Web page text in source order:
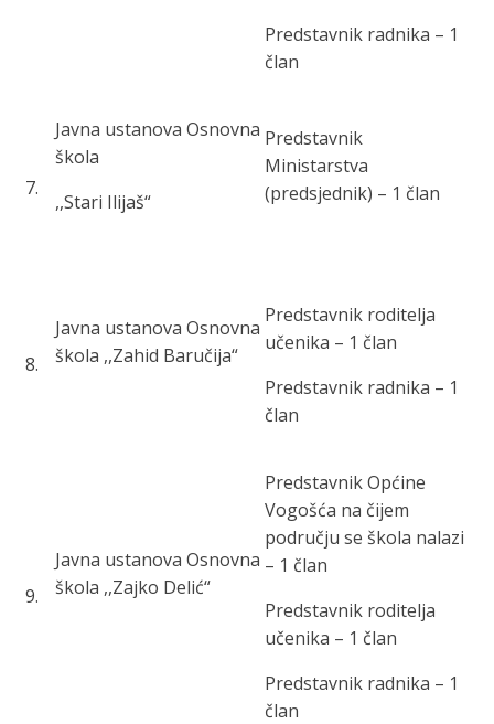
Predstavnik radnika – 1
član
7.
Javna ustanova Osnovna
škola
,,Stari Ilijaš“
Predstavnik
Ministarstva
(predsjednik) – 1 član
8.
Javna ustanova Osnovna
škola ,,Zahid Baručija“
Predstavnik roditelja
učenika – 1 član
Predstavnik radnika – 1
član
9.
Javna ustanova Osnovna
škola ,,Zajko Delić“
Predstavnik Općine
Vogošća na čijem
području se škola nalazi
– 1 član
Predstavnik roditelja
učenika – 1 član
Predstavnik radnika – 1
član